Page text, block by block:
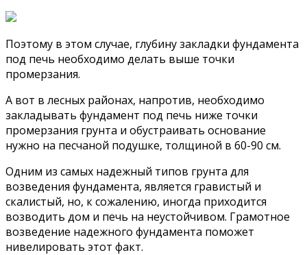
Поэтому в этом случае, глубину закладки фундамента
под печь необходимо делать выше точки
промерзания.
А вот в лесных районах, напротив, необходимо
закладывать фундамент под печь ниже точки
промерзания грунта и обустраивать основание
нужно на песчаной подушке, толщиной в 60-90 см.
Одним из самых надежный типов грунта для
возведения фундамента, является гравистый и
скалистый, но, к сожалению, иногда приходится
возводить дом и печь на неустойчивом. Грамотное
возведение надежного фундамента поможет
нивелировать этот факт.